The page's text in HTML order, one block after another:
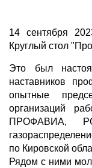
14 сентября
Круглый стол
Это был
наставников
опытные
организаций
ПРОФАВИА,
по Кировской
Рядом с ними